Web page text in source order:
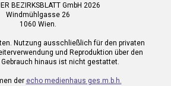
BEZIRKSBLATT GmbH 2026
Windmühlgasse 26
1060 Wien.
Nutzung ausschließlich für den privaten
und Reproduktion über den
hinaus ist nicht gestattet.
der echo medienhaus ges.m.b.h.